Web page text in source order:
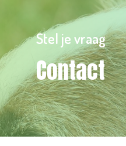
Stel je vraag
Contact